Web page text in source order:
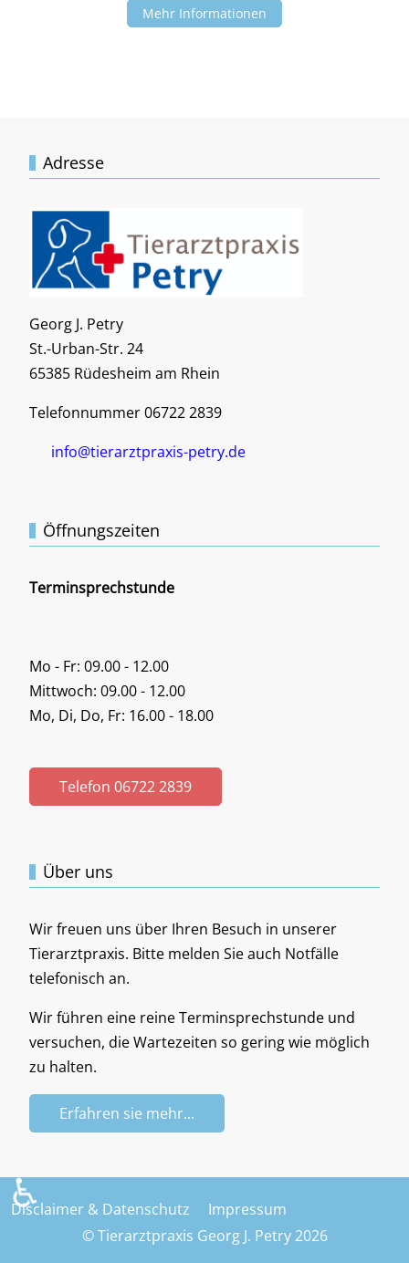
Mehr Informationen
Adresse
Georg J. Petry
St.-Urban-Str. 24
65385 Rüdesheim am Rhein
Telefonnummer 06722 2839
info@tierarztpraxis-petry.de
Öffnungszeiten
Terminsprechstunde
Mo - Fr: 09.00 - 12.00
Mittwoch: 09.00 - 12.00
Mo, Di, Do, Fr: 16.00 - 18.00
Telefon 06722 2839
Über uns
Wir freuen uns über Ihren Besuch in unserer
Tierarztpraxis. Bitte melden Sie auch Notfälle
telefonisch an.
Wir führen eine reine Terminsprechstunde und
versuchen, die Wartezeiten so gering wie möglich
zu halten.
Erfahren sie mehr...
Disclaimer & Datenschutz
Impressum
© Tierarztpraxis Georg J. Petry 2026
♿